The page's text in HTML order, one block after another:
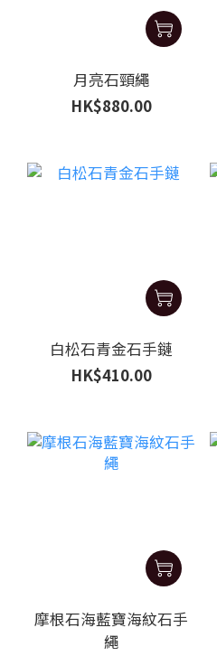
月亮石頸繩
HK$880.00
白松石青金石手鏈
HK$410.00
摩根石海藍寶海紋石手
繩